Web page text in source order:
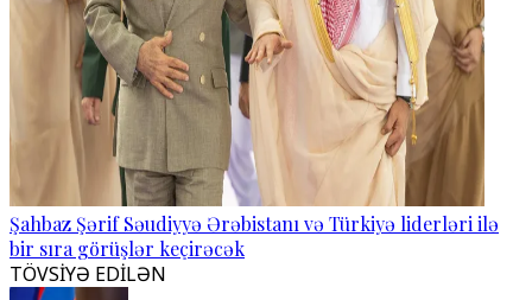
Şahbaz Şərif Səudiyyə Ərəbistanı və Türkiyə liderləri ilə
bir sıra görüşlər keçirəcək
TÖVSİYƏ EDİLƏN